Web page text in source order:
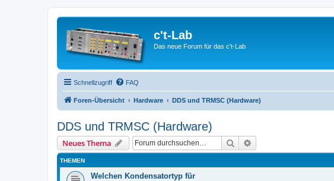
c't-Lab
Das neue Forum für das c't-Lab
Schnellzugriff FAQ
Foren-Übersicht Hardware DDS und TRMSC (Hardware)
DDS und TRMSC (Hardware)
Neues Thema Suche
THEMEN
Welchen Kondensatortyp für